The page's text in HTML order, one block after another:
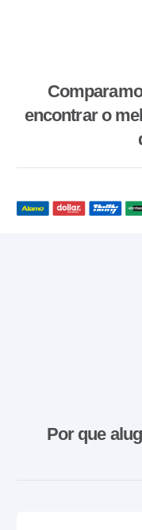
encontrar o
Por que